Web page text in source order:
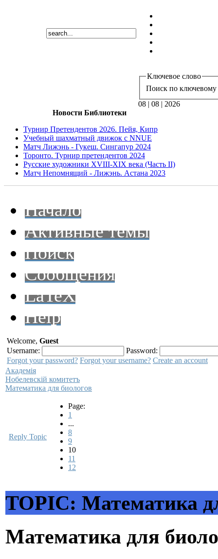
Ключевое слово
Поиск по ключевому
08 | 08 | 2026
Новости Библиотеки
Турнир Претендентов 2026. Пейя, Кипр
Учебный шахматный движок с NNUE
Матч Лижэнь - Гукеш. Сингапур 2024
Торонто. Турнир претендентов 2024
Русские художники XVIII-XIX века (Часть II)
Матч Непомнящий - Лижэнь. Астана 2023
Начало
Активные темы
Поиск
Сообщения
LaTeX
Help
Welcome, Guest
Username:
Password:
Forgot your password? Forgot your username? Create an account
Академiя
Нобелевскiй комитетъ
Математика для биологов
Reply Topic
Page:
1
...
8
9
10
11
12
TOPIC: Математика
Математика для